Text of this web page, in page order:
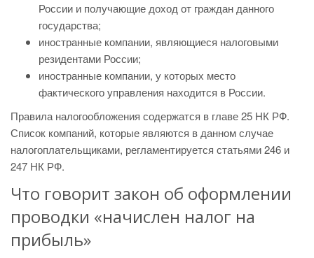
России и получающие доход от граждан данного
государства;
иностранные компании, являющиеся налоговыми
резидентами России;
иностранные компании, у которых место
фактического управления находится в России.
Правила налогообложения содержатся в главе 25 НК РФ.
Список компаний, которые являются в данном случае
налогоплательщиками, регламентируется статьями 246 и
247 НК РФ.
Что говорит закон об оформлении
проводки «начислен налог на
прибыль»